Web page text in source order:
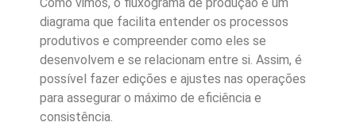
Como vimos, o fluxograma de produção é um
diagrama que facilita entender os processos
produtivos e compreender como eles se
desenvolvem e se relacionam entre si. Assim, é
possível fazer edições e ajustes nas operações
para assegurar o máximo de eficiência e
consistência.